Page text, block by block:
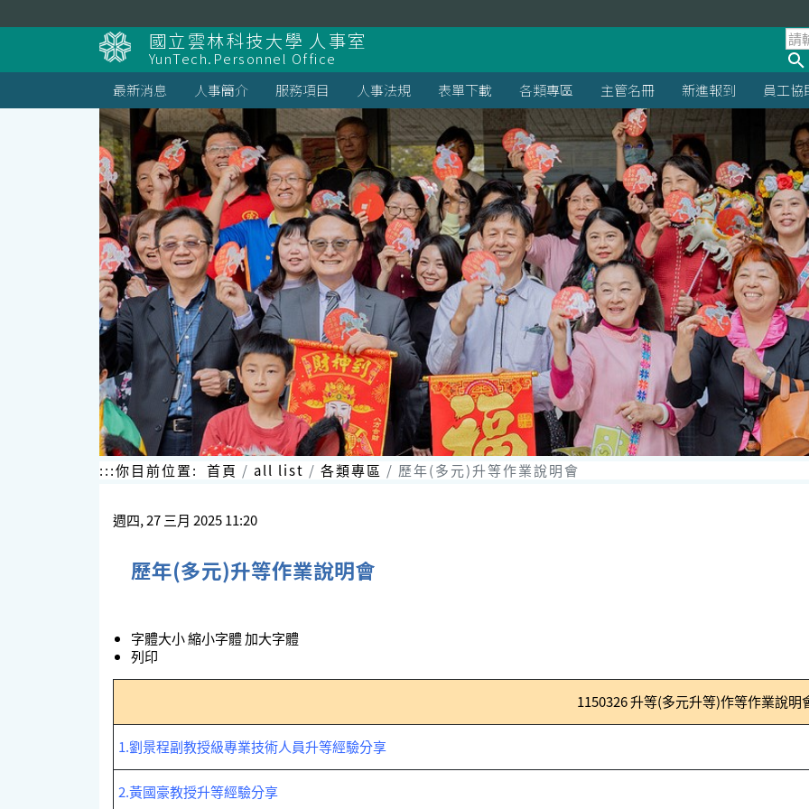
到
國立雲林科技大學 人事室
YunTech.Personnel Office
最新消息
人事簡介 服務項目 人事法規 表單下載 各類專區 主管名冊 新進報到 員工協
:::你目前位置: 首頁 all list 各類專區 歷年(多元)升等作業說明會
週四, 27 三月 2025 11:20
歷年(多元)升等作業說明會
字體大小縮小字體加大字體
列印
1150326 升等(多元升等)作等作業說明
1.劉景程副教授級專業技術人員升等經驗分享
2.黃國豪教授升等經驗分享